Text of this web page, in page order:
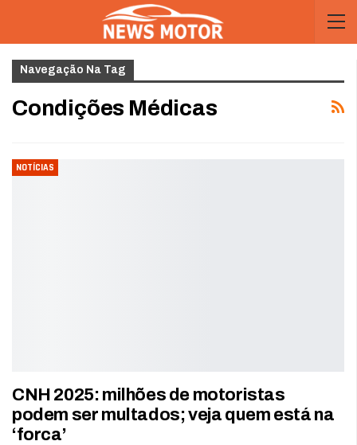
Navegação Na Tag
Condições Médicas
NOTÍCIAS
CNH 2025: milhões de motoristas
podem ser multados; veja quem está na
‘forca’